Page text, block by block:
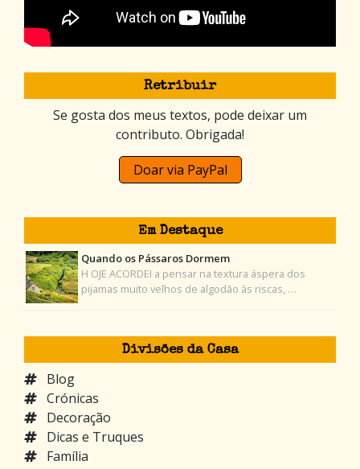
Retribuir
Se gosta dos meus textos, pode deixar um
contributo. Obrigada!
Doar via PayPal
Em Destaque
Quando os Pássaros Dormem
H OJE ACORDEI a pensar na textura áspera dos
pijamas muito velhos de algodão às riscas, …
Divisões da Casa
Blog
Crónicas
Decoração
Dicas e Truques
Família